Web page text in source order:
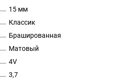
15 мм
Классик
Брашированная
Матовый
4V
3,7